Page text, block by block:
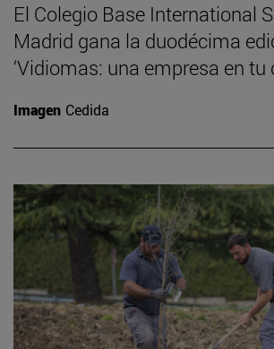
El Colegio Base International
Madrid gana la duodécima
‘Vidiomas: una empresa en tu
Imagen Cedida